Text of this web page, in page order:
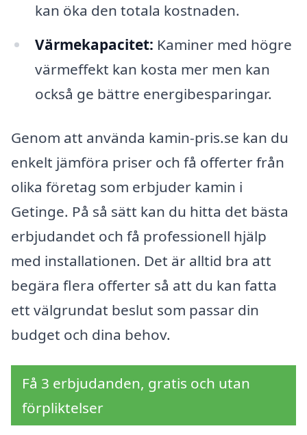
kan öka den totala kostnaden.
Värmekapacitet: Kaminer med högre
värmeffekt kan kosta mer men kan
också ge bättre energibesparingar.
Genom att använda kamin-pris.se kan du
enkelt jämföra priser och få offerter från
olika företag som erbjuder kamin i
Getinge. På så sätt kan du hitta det bästa
erbjudandet och få professionell hjälp
med installationen. Det är alltid bra att
begära flera offerter så att du kan fatta
ett välgrundat beslut som passar din
budget och dina behov.
Få 3 erbjudanden, gratis och utan
förpliktelser